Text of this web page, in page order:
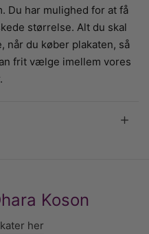
Du har mulighed for at få
størrelse. Alt du skal
når du køber plakaten, så
frit vælge imellem vores
Koson
her